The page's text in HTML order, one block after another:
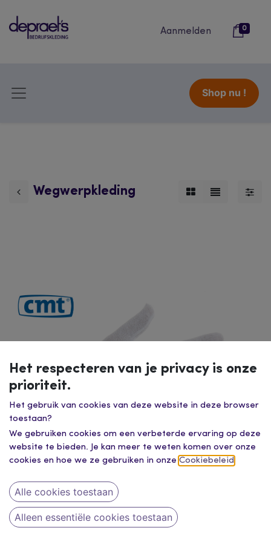
Aanmelden 0
Shop nu !
Wegwerpkleding
cmt katoenen handschoenen, premium, 25
Het respecteren van je privacy is onze
prioriteit.
Het gebruik van cookies van deze website in deze browser
toestaan?
We gebruiken cookies om een verbeterde ervaring op deze
website te bieden. Je kan meer te weten komen over onze
cookies en hoe we ze gebruiken in onze Cookiebeleid
Alle cookies toestaan
Alleen essentiële cookies toestaan